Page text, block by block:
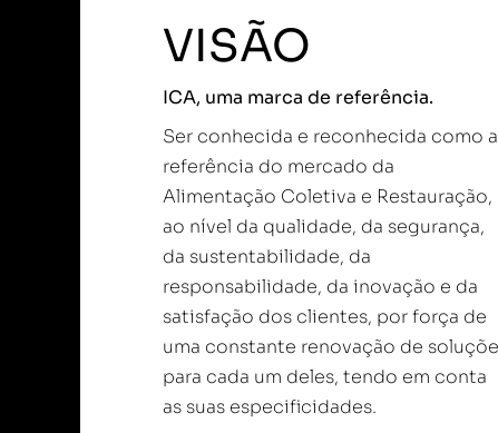
VISÃO
ICA, uma marca de referência.
Ser conhecida e reconhecida como a
referência do mercado da
Alimentação Coletiva e Restauração,
ao nível da qualidade, da segurança,
da sustentabilidade, da
responsabilidade, da inovação e da
satisfação dos clientes, por força de
uma constante renovação de
para cada um deles, tendo em conta
as suas especificidades.